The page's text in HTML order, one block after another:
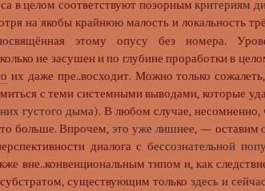
в целом соответствуют позорнымкритериям
на якобы крайнюю малость и локальность
этому опусу без номера.
не засушен и по глубине проработки в
их даже пре..восходит. Можно только
с теми системными выводами, которые
густого дыма). В любом случае,
больше. Впрочем,это уже лишнее, — оставим
диалога сбессознательной
вне..конвенциональным типом и, как
существующим только здесь и сейчас